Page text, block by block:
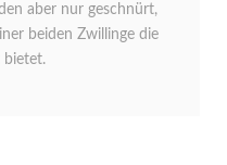
aber nur geschnürt,
beiden Zwillinge die
bietet.